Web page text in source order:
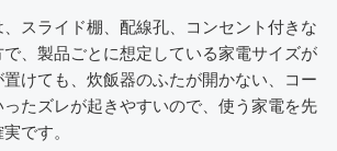
スライド棚、配線孔、コンセント付きな
、製品ごとに想定している家電サイズが
けても、炊飯器のふたが開かない、コー
ったズレが起きやすいので、使う家電を先
です。